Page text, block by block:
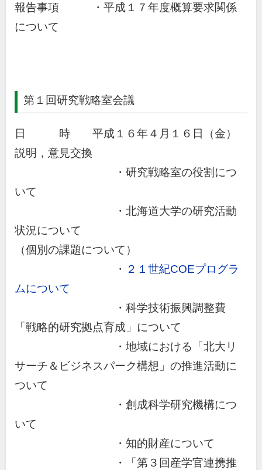
報告事項 ・平成１７年度概算要求関係
について
第１回研究戦略室会議
日 時 平成１６年４月１６日（金）
説明，意見交換
・研究戦略室の役割につ
いて
・北海道大学の研究活動
状況について
（個別の課題について）
・ ２１世紀COEプログラ
ムについて
・科学技術振興調整費
「戦略的研究拠点育成」について
・地域における「北大リ
サーチ＆ビジネスパーク構想」の推進活動に
ついて
・創成科学研究機構につ
いて
・知的財産について
・「第３回産学官連携推